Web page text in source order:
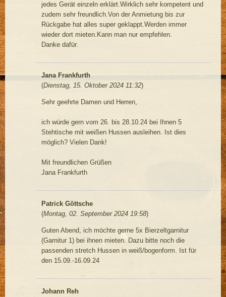
jedes Gerät einzeln erklärt.Wirklich sehr kompetent und
zudem sehr freundlich.Von der Anmietung bis zur
Rückgabe hat alles super geklappt.Werden immer
wieder dort mieten.Kann man nur empfehlen.
Danke dafür.
Jana Frankfurth
(Dienstag, 15. Oktober 2024 11:32)
Sehr geehrte Damen und Herren,
ich würde gern vom 26. bis 28.10.24 bei Ihnen 5
Stehtische mit weißen Hussen ausleihen. Ist dies
möglich? Vielen Dank!
Mit freundlichen Grüßen
Jana Frankfurth
Patrick Göttsche
(Montag, 02. September 2024 19:58)
Guten Abend, ich möchte gerne 5x Bierzeltgarnitur
(Garnitur 1) bei ihnen mieten. Dazu bitte noch die
passenden stretch Hussen in weiß/bogenform. Ist für
den 15.09.-16.09.24
Johann Reh